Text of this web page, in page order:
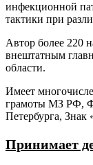
инфекционной
тактики при
Автор более 220
внештатным
области.
Имеет
грамоты МЗ РФ,
Петербурга,
Принимает